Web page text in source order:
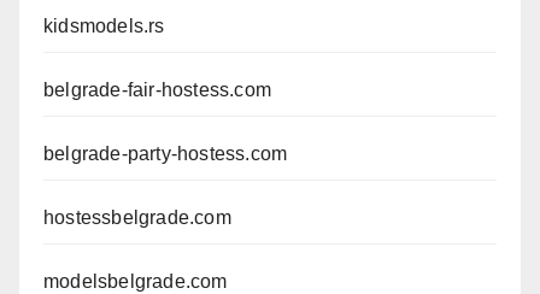
kidsmodels.rs
belgrade-fair-hostess.com
belgrade-party-hostess.com
hostessbelgrade.com
modelsbelgrade.com